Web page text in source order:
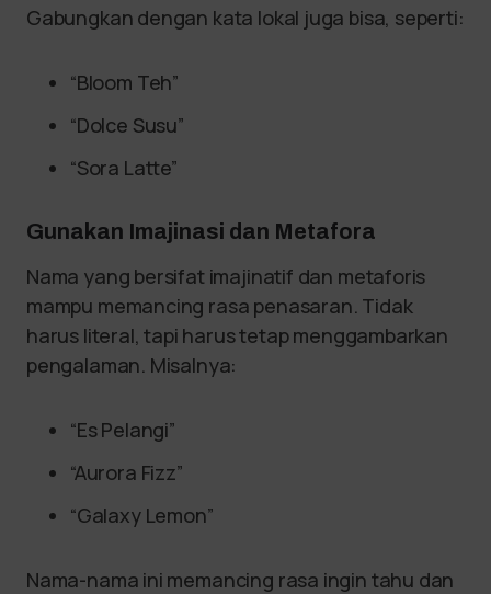
Gabungkan dengan kata lokal juga bisa, seperti:
“Bloom Teh”
“Dolce Susu”
“Sora Latte”
Gunakan Imajinasi dan Metafora
Nama yang bersifat imajinatif dan metaforis
mampu memancing rasa penasaran. Tidak
harus literal, tapi harus tetap menggambarkan
pengalaman. Misalnya:
“Es Pelangi”
“Aurora Fizz”
“Galaxy Lemon”
Nama-nama ini memancing rasa ingin tahu dan